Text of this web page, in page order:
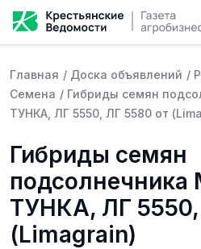
Главная / Доска объявлений /
Семена / Гибриды семян
ТУНКА, ЛГ 5550, ЛГ 5580 от
Гибриды семян
ТУНКА, ЛГ 5550,
(Limagrain)